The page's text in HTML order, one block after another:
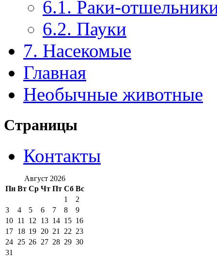
6.1. Раки-
6.2. Пауки
7. Насекомые
Главная
Необычные животные
Страницы
Контакты
Август 2026
Пн Вт Ср Чт Пт Сб Вс
1
2
3
4 5 6 7 8
9
10 11 12 13 14 15 16
17 18 19 20 21 22 23
24 25 26 27 28 29 30
31